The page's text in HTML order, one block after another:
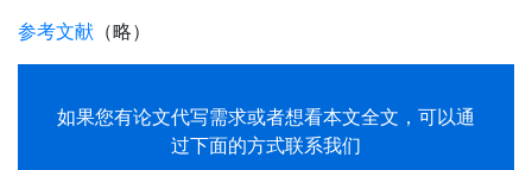
参考文献 （略）
如果您有论文代写需求或者想看本文全文，可以通
过下面的方式联系我们